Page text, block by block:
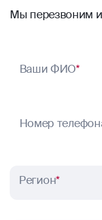
Мы перезвоним
Ваши ФИО*
Номер
Регион*